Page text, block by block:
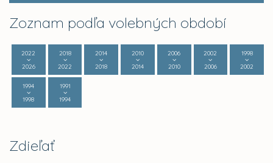
Zoznam podľa volebných období
2022
2026
2018
2022
2014
2018
2010
2014
2006
2010
2002
2006
1998
2002
1994
1998
1991
1994
Zdieľať